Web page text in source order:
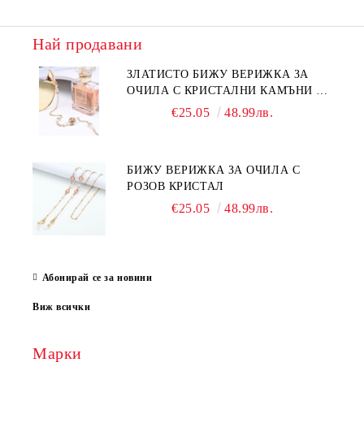
Най продавани
ЗЛАТИСТО БИЖУ ВЕРИЖКА ЗА
ОЧИЛА С КРИСТАЛНИ КАМЪНИ И
€25.05 48.99лв.
БИЖУ ВЕРИЖКА ЗА ОЧИЛА С
РОЗОВ КРИСТАЛ
€25.05 48.99лв.
Абонирай се за новини
Виж всички
Марки